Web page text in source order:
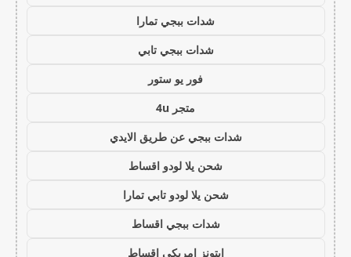
شدات ببجي تمارا
شدات ببجي تابي
فور يو ستور
متجر 4u
شدات ببجي عن طريق الايدي
شحن يلا لودو اقساط
شحن يلا لودو تابي تمارا
شدات ببجي اقساط
ايتونز امريكي اقساط